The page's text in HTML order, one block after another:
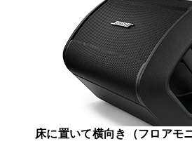
床に置いて横向き（フロアモ